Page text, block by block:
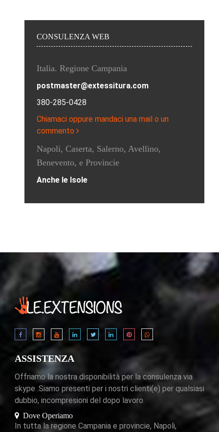
CONSULENZA WEB
Italia. Regione Campania
postmaster@extessitura.com
380-285-0428
Chiamaci oppure mandaci una mail o un
commento
Napoli, Caserta, Salerno, Avellino,
Benevento, e Provincie
Anche le Isole
ASSISTENZA
Offriamo la nostra disponibilità per la consulenza via
skype .Siamo presenti per i nostri clienti(e) per qualsiasi
dubbio, incompresioni del dopo lavoro.
Dove Operiamo
In tutta la regione Campania e provincie, Napoli,